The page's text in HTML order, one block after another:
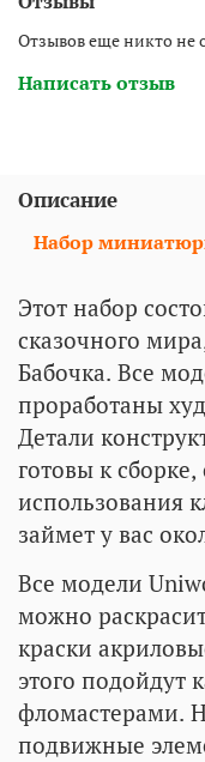
Отзывов еще никто не
Написать отзыв
Описание
Набор
Этот набор
сказочного
Бабочка. Все
проработаны
Детали
готовы к
использования
займет у вас
Все модели
можно
краски
этого подойдут
фломастерами.
подвижные